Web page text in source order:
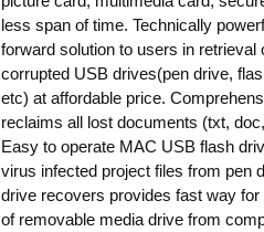
less span of time. Technically
forward solution to users in
corrupted USB drives(pen drive,
etc) at affordable price.
reclaims all lost documents (txt,
Easy to operate MAC USB flash
virus infected project files from pen
drive recovers provides fast way
of removable media drive from